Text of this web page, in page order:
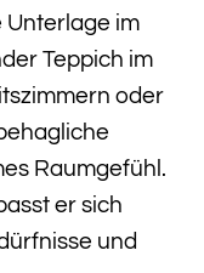
Unterlage im
Teppich im
oder
Raumgefühl.
er sich
und